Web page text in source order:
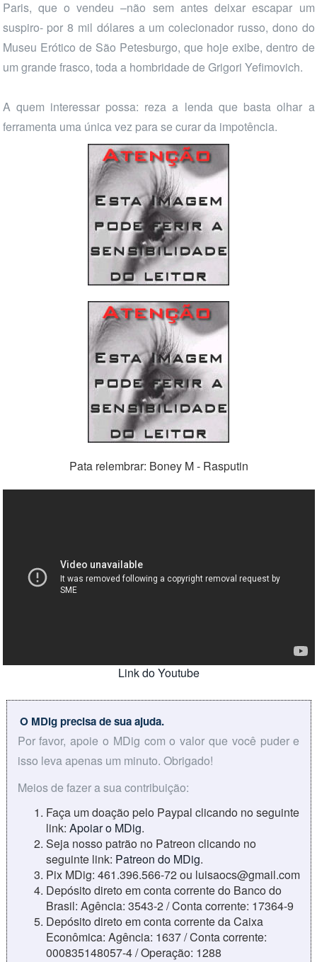
Paris, que o vendeu –não sem antes deixar escapar um
suspiro- por 8 mil dólares a um colecionador russo, dono do
Museu Erótico de São Petesburgo, que hoje exibe, dentro de
um grande frasco, toda a hombridade de Grigori Yefimovich.
A quem interessar possa: reza a lenda que basta olhar a
ferramenta uma única vez para se curar da impotência.
Pata relembrar: Boney M - Rasputin
Link do Youtube
O MDig precisa de sua ajuda.
Por favor, apoie o MDig com o valor que você puder e
isso leva apenas um minuto. Obrigado!
Meios de fazer a sua contribuição:
Faça um doação pelo Paypal clicando no seguinte
link: Apoiar o MDig.
Seja nosso patrão no Patreon clicando no
seguinte link: Patreon do MDig.
Pix MDig: 461.396.566-72 ou luisaocs@gmail.com
Depósito direto em conta corrente do Banco do
Brasil: Agência: 3543-2 / Conta corrente: 17364-9
Depósito direto em conta corrente da Caixa
Econômica: Agência: 1637 / Conta corrente:
000835148057-4 / Operação: 1288